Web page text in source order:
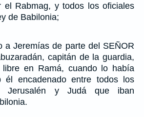
el Rabmag, y todos los oficiales
de Babilonia;
a Jeremías de parte del SEÑOR
capitán de la guardia,
en Ramá, cuando lo había
él encadenado entre todos los
Jerusalén y Judá que iban